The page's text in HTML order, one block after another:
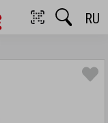
RU